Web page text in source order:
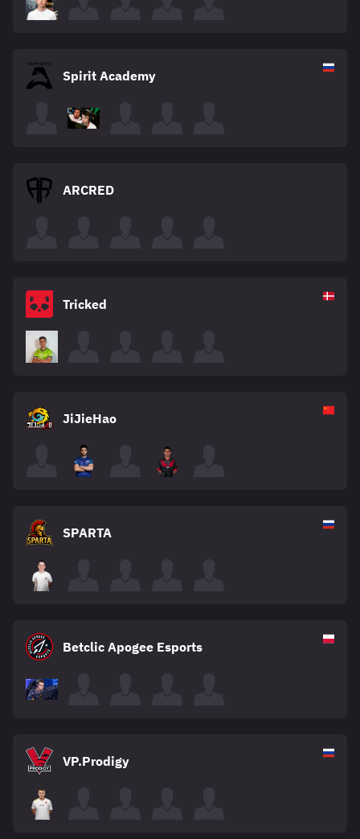
Spirit Academy
ARCRED
Tricked
JiJieHao
SPARTA
Betclic Apogee Esports
VP.Prodigy